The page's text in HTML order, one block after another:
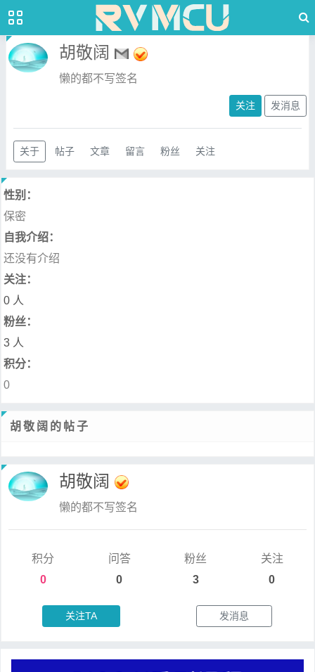
胡敬阔
懒的都不写签名
关注 发消息
关于 帖子 文章 留言 粉丝 关注
性别：
保密
自我介绍：
还没有介绍
关注：
0 人
粉丝：
3 人
积分：
0
胡敬阔的帖子
胡敬阔
懒的都不写签名
积分
0
问答
0
粉丝
3
关注
0
关注TA 发消息